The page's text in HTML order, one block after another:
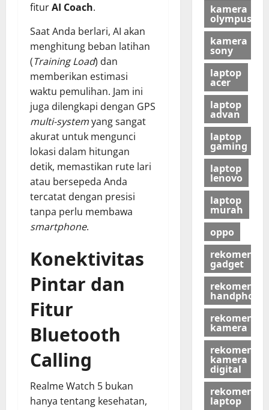
fiturAI Coach.
Saat Anda berlari, AI akan
menghitung beban latihan
(Training Load) dan
memberikan estimasi
waktu pemulihan. Jam ini
juga dilengkapi dengan GPS
multi-systemyang sangat
akurat untuk mengunci
lokasi dalam hitungan
detik, memastikan rute lari
atau bersepeda Anda
tercatat dengan presisi
tanpa perlu membawa
smartphone.
Konektivitas
Pintar dan
Fitur
Bluetooth
Calling
Realme Watch 5 bukan
hanya tentang kesehatan,
kamera
olympus
kamera
sony
laptop
acer
laptop
advan
laptop
gaming
laptop
lenovo
laptop
murah
oppo
gadget
handphone
kamera
kamera
digital
laptop